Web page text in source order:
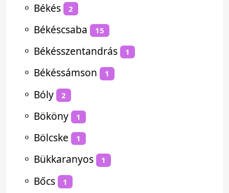
⚬ Békés 2
⚬ Békéscsaba 15
⚬ Békésszentandrás 1
⚬ Békéssámson 1
⚬ Bóly 2
⚬ Bököny 1
⚬ Bölcske 1
⚬ Bükkaranyos 1
⚬ Bőcs 1